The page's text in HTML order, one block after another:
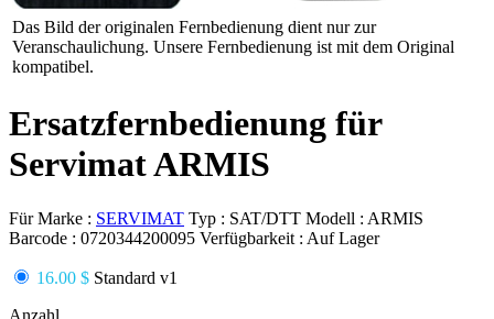
Das Bild der originalen Fernbedienung dient nur zur
Veranschaulichung. Unsere Fernbedienung ist mit dem Original
kompatibel.
Ersatzfernbedienung für
Servimat ARMIS
Für Marke : SERVIMAT Typ : SAT/DTT Modell : ARMIS
Barcode : 0720344200095 Verfügbarkeit : Auf Lager
16.00 $ Standard v1
Anzahl